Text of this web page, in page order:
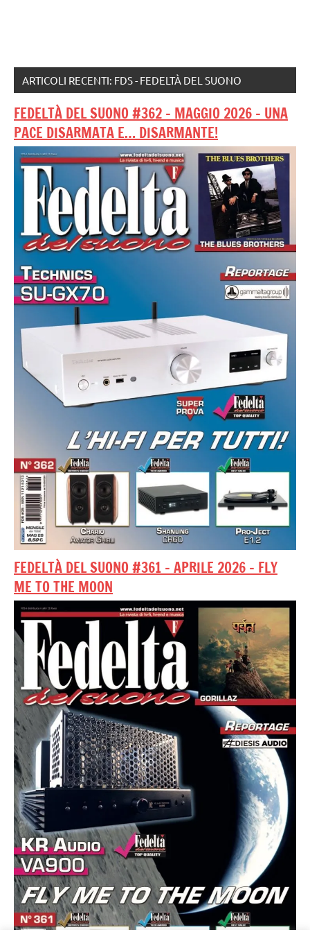
ARTICOLI RECENTI: FDS - FEDELTÀ DEL SUONO
FEDELTÀ DEL SUONO #362 – MAGGIO 2026 – UNA
PACE DISARMATA E… DISARMANTE!
FEDELTÀ DEL SUONO #361 – APRILE 2026 – FLY
ME TO THE MOON